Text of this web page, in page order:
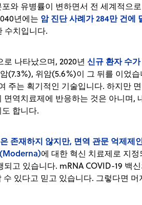
와 유병률이 변하면서 전 세계적으
년에는 암 진단 사례가 284만 건에
수치입니다.
로 나타났으며, 2020년신규 환자 수
(7.3%), 위암(5.6%)이 그 뒤를 이었
주는 획기적인 기술입니다. 하지만
역치료제에 반응하는 것은 아니며,
합니다.
존재하지 않지만, 면역 관문 억제제
에 대한 혁신 치료제로 지
고 있습니다. mRNA COVID-19 백
있다고 믿고 있습니다. 그렇다면